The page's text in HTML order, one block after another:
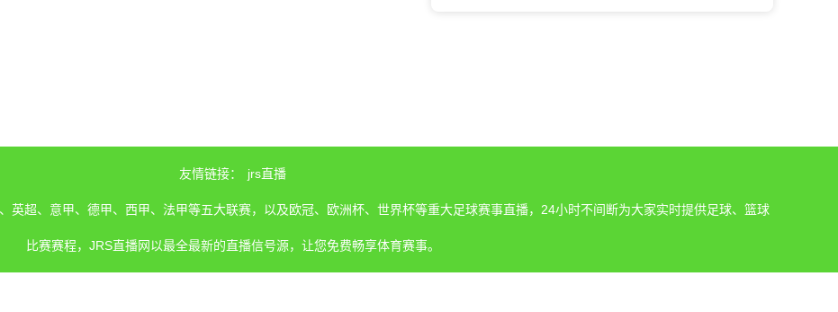
友情链接： jrs直播
英超、意甲、德甲、西甲、法甲等五大联赛，以及欧冠、欧洲杯、世界杯等重大足球赛事直播，24小时不间断为大家实时提供足球、篮球
比赛赛程，JRS直播网以最全最新的直播信号源，让您免费畅享体育赛事。